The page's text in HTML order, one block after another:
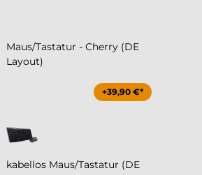
Maus/Tastatur - Cherry (DE
Layout)
+39,90 €*
kabellos Maus/Tastatur (DE